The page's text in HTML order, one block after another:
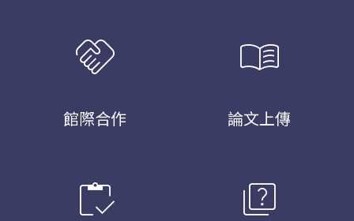
handshake
館際合作
menu_book
論文上傳
inventory quiz